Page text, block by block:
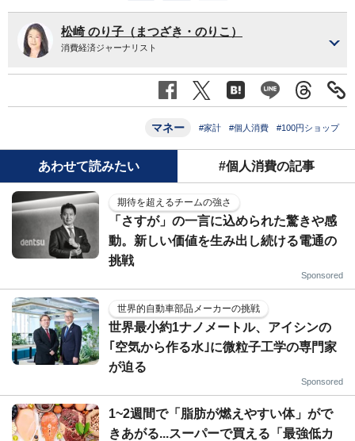
松崎 のり子（まつざき・のりこ）
消費経済ジャーナリスト
マネー #家計 #個人消費 #100円ショップ
あわせて読みたい #個人消費の記事
期待を超えるチームの強さ
「さすが」の一言に込められた驚きや感
動。新しい価値を生み出し続ける電通の
挑戦
Sponsored
世界的自動車部品メーカーの挑戦
世界最小約1ナノメートル、アイシンの
｢空気から作る水｣に微粒子工学の専門家
が迫る
Sponsored
1~2週間で「脂肪が燃えやすい体」がで
きあがる...スーパーで買える「最強低カ